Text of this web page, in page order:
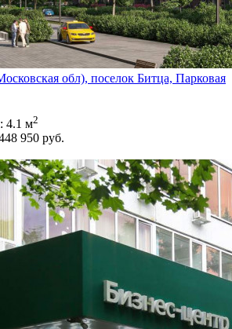
обл), поселок Битца, Парковая
4.1 м2
950 руб.